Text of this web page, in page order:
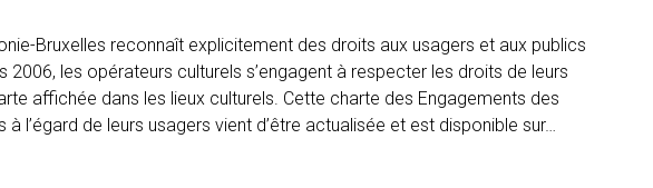
Bruxelles reconnaît explicitement des droits aux usagers et aux publics
2006, les opérateurs culturels s’engagent à respecter les droits de leurs
affichée dans les lieux culturels. Cette charte des Engagements des
à l’égard de leurs usagers vient d’être actualisée et est disponible sur…